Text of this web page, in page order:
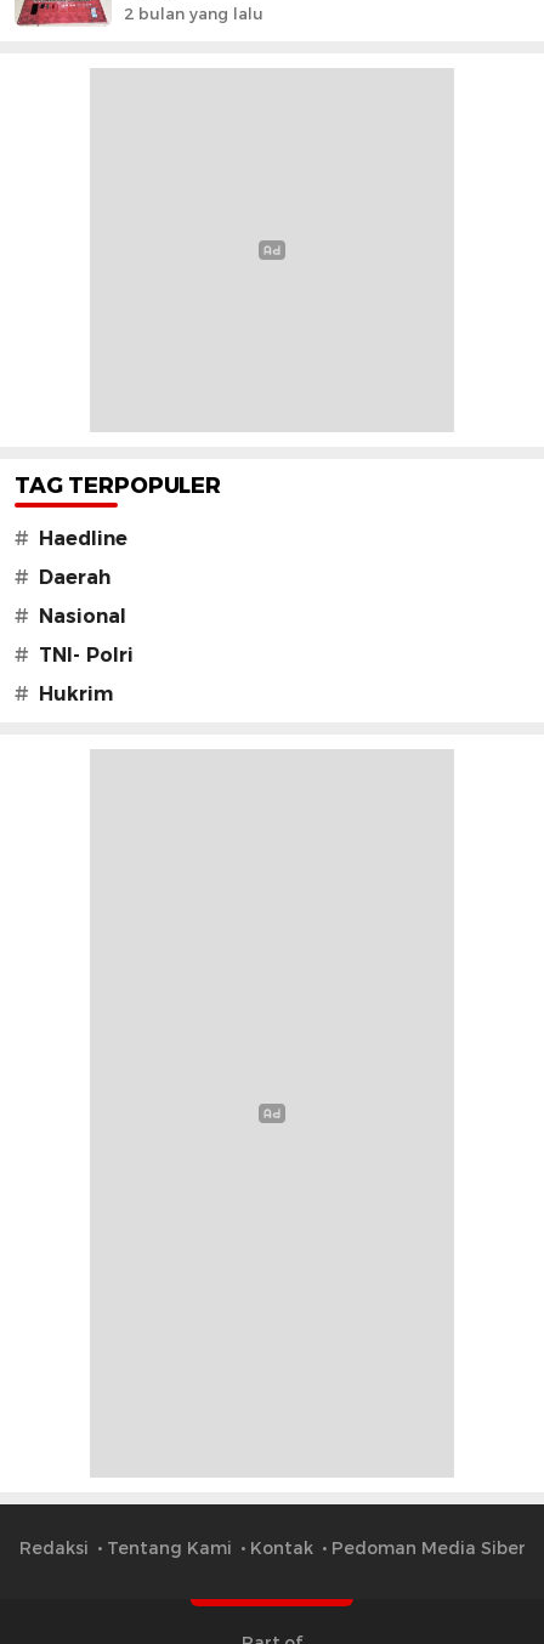
2 bulan yang lalu
TAG TERPOPULER
#
Haedline
#
Daerah
#
Nasional
# TNI- Polri
#
Hukrim
Redaksi Tentang Kami Kontak Pedoman Media Siber